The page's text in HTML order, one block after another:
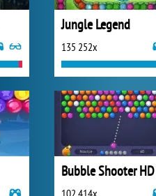
Jungle Legend
135 252x
Bubble Shooter
102 414x